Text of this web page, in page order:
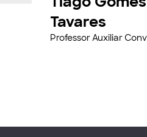
Tavares
Professor Auxiliar